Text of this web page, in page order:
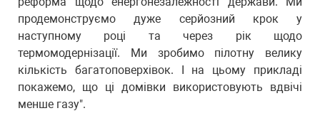
продемонструємо дуже серйозний крок у
наступному році та через рік щодо
термомодернізації. Ми зробимо пілотну велику
кількість багатоповерхівок. І на цьому прикладі
покажемо, що ці домівки використовують вдвічі
менше газу".